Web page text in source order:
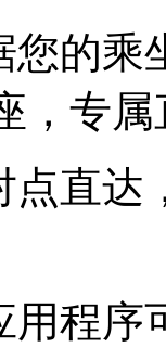
您的
，专属
点直
用程